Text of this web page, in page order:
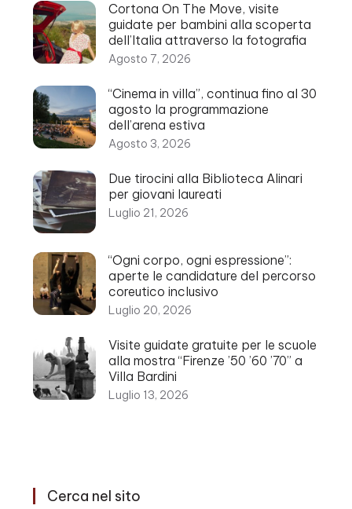
Cortona On The Move, visite
guidate per bambini alla scoperta
dell’Italia attraverso la fotografia
Agosto 7, 2026
“Cinema in villa”, continua fino al 30
agosto la programmazione
dell’arena estiva
Agosto 3, 2026
Due tirocini alla Biblioteca Alinari
per giovani laureati
Luglio 21, 2026
“Ogni corpo, ogni espressione”:
aperte le candidature del percorso
coreutico inclusivo
Luglio 20, 2026
Visite guidate gratuite per le scuole
alla mostra “Firenze ’50 ’60 ’70” a
Villa Bardini
Luglio 13, 2026
Cerca nel sito